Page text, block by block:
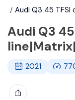
Audi Q3 45 TFSI
Audi Q3
2021